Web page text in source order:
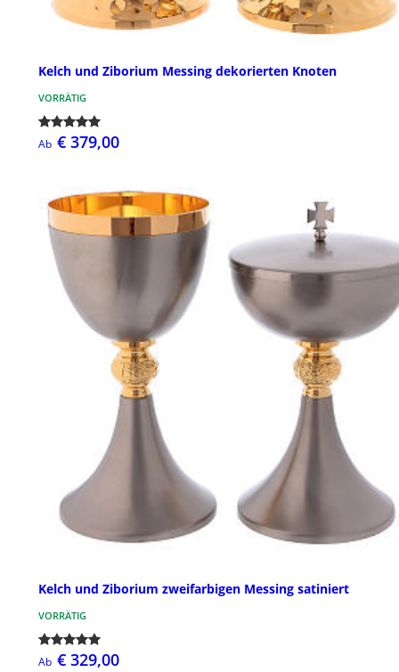
Kelch und Ziborium Messing dekorierten Knoten
VORRÄTIG
Ab € 379,00
Kelch und Ziborium zweifarbigen Messing satiniert
VORRÄTIG
Ab € 329,00